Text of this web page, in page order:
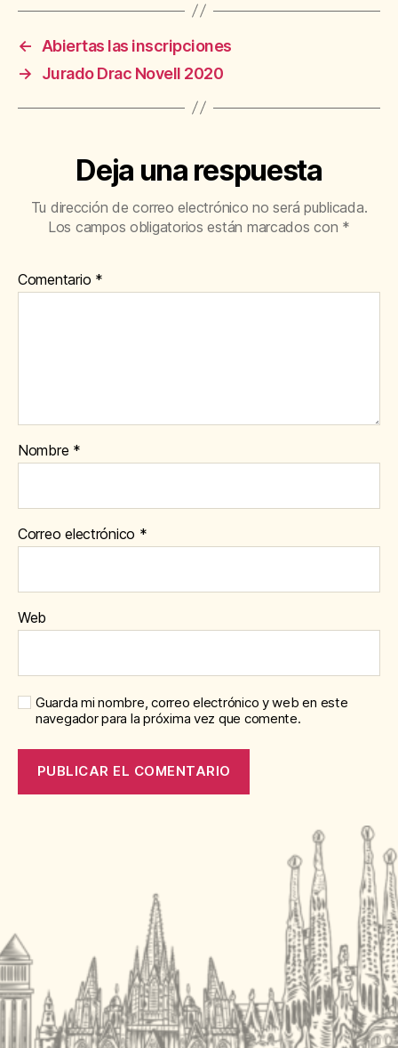
←
Abiertas las inscripciones
→
Jurado Drac Novell 2020
Deja una respuesta
Tu dirección de correo electrónico no será publicada.
Los campos obligatorios están marcados con *
Comentario *
Nombre *
Correo electrónico *
Web
Guarda mi nombre, correo electrónico y web en este
navegador para la próxima vez que comente.